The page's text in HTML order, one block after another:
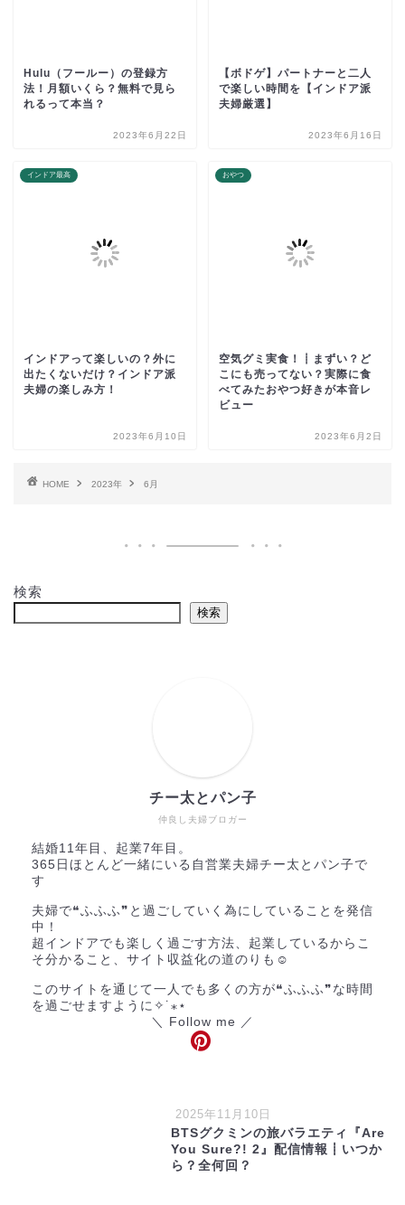
Hulu（フールー）の登録方
法！月額いくら？無料で見ら
れるって本当？
2023年6月22日
【ボドゲ】パートナーと二人
で楽しい時間を【インドア派
夫婦厳選】
2023年6月16日
インドア最高
インドアって楽しいの？外に
出たくないだけ？インドア派
夫婦の楽しみ方！
2023年6月10日
おやつ
空気グミ実食！┋まずい？ど
こにも売ってない？実際に食
べてみたおやつ好きが本音レ
ビュー
2023年6月2日
HOME 2023年 6月
検索
検索
仲良し夫婦ブロガー
チー太とパン子
結婚11年目、起業7年目。
365日ほとんど一緒にいる自営業夫婦チー太とパン子で
す
夫婦で❝ふふふ❞と過ごしていく為にしていることを発信
中！
超インドアでも楽しく過ごす方法、起業しているからこ
そ分かること、サイト収益化の道のりも☺︎
このサイトを通じて一人でも多くの方が❝ふふふ❞な時間
を過ごせますように✧˙⁎⋆
＼ Follow me ／
2025年11月10日
BTSグクミンの旅バラエティ『Are
You Sure?! 2』配信情報┋いつか
ら？全何回？